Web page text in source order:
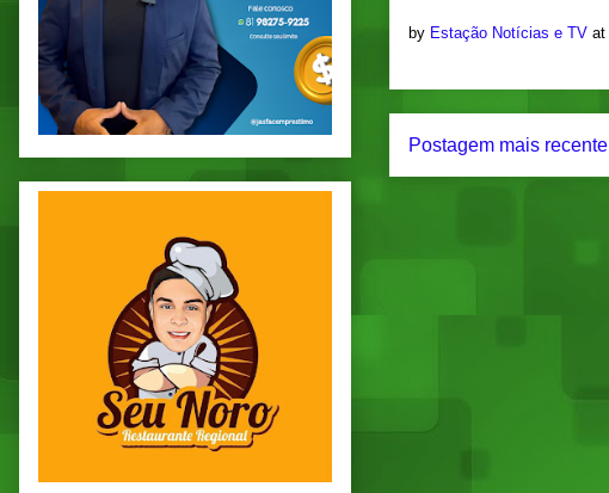
by Estação Notícias e TV at
Postagem mais recente